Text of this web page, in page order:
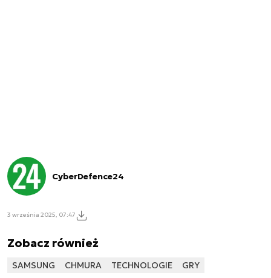
CyberDefence24
3 września 2025, 07:47
Zobacz również
SAMSUNG CHMURA TECHNOLOGIE GRY